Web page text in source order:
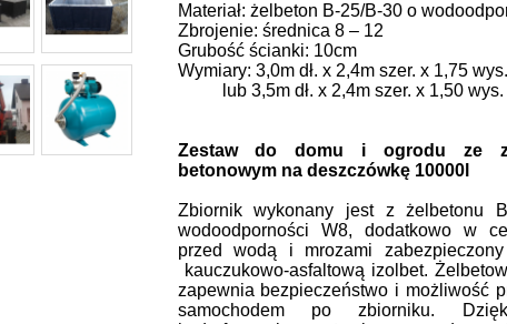
Materiał: żelbeton B-25/B-30 o
Zbrojenie: średnica 8 – 12
Grubość ścianki: 10cm
Wymiary: 3,0m dł. x 2,4m szer. x 1,75 wys.
lub 3,5m dł. x 2,4m szer. x 1,50 wys.
Zestaw do domu i ogrodu ze
betonowym na deszczówkę 10000l
Zbiornik wykonany jest z żelbetonu
wodoodporności W8, dodatkowo w
przed wodą i mrozami
kauczukowo-asfaltową izolbet.
zapewnia bezpieczeństwo i możliwość
samochodem po zbiorniku.